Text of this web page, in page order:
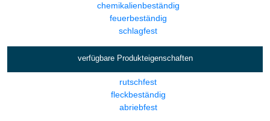
chemikalienbeständig
feuerbeständig
schlagfest
verfügbare Produkteigenschaften
rutschfest
fleckbeständig
abriebfest